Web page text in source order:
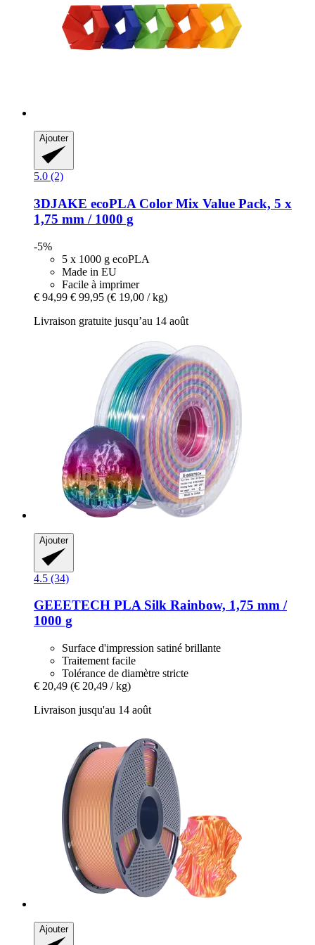
Ajouter
5.0 (2)
3DJAKE ecoPLA Color Mix Value Pack, 5 x
1,75 mm / 1000 g
-5%
5 x 1000 g ecoPLA
Made in EU
Facile à imprimer
€ 94,99 € 99,95 (€ 19,00 / kg)
Livraison gratuite jusqu’au 14 août
Ajouter
4.5 (34)
GEEETECH PLA Silk Rainbow, 1,75 mm /
1000 g
Surface d'impression satiné brillante
Traitement facile
Tolérance de diamètre stricte
€ 20,49 (€ 20,49 / kg)
Livraison jusqu'au 14 août
Ajouter